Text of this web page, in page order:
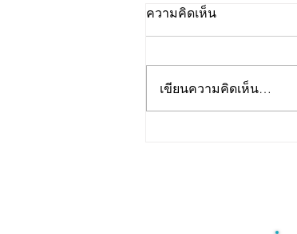
ความคิดเห็น
เขียนความคิดเห็น…